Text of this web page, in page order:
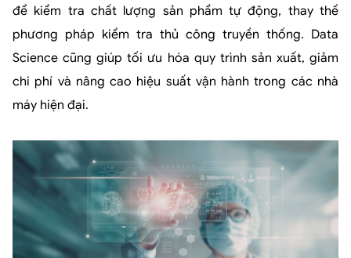
để kiểm tra chất lượng sản phẩm tự động, thay thế
phương pháp kiểm tra thủ công truyền thống. Data
Science cũng giúp tối ưu hóa quy trình sản xuất, giảm
chi phí và nâng cao hiệu suất vận hành trong các nhà
máy hiện đại.